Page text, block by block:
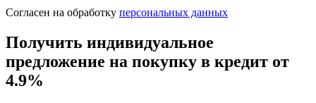
Согласен на обработку персональных данных
Получить индивидуальное
предложение на покупку в кредит от
4.9%